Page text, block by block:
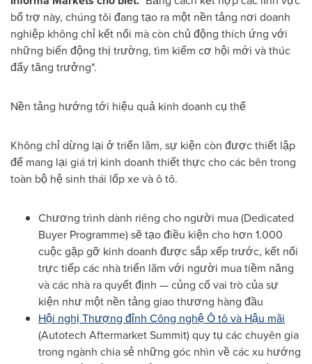
bổ trợ này, chúng tôi đang tạo ra một nền tảng nơi doanh
nghiệp không chỉ kết nối mà còn chủ động thích ứng với
những biến động thị trường, tìm kiếm cơ hội mới và thúc
đẩy tăng trưởng".
Nền tảng hướng tới hiệu quả kinh doanh cụ thể
Không chỉ dừng lại ở triển lãm, sự kiện còn được thiết lập
để mang lại giá trị kinh doanh thiết thực cho các bên trong
toàn bộ hệ sinh thái lốp xe và ô tô.
Chương trình dành riêng cho người mua (Dedicated
Buyer Programme) sẽ tạo điều kiện cho hơn 1.000
cuộc gặp gỡ kinh doanh được sắp xếp trước, kết nối
trực tiếp các nhà triển lãm với người mua tiềm năng
và các nhà ra quyết định — củng cố vai trò của sự
kiện như một nền tảng giao thương hàng đầu
Hội nghị Thượng đỉnh Công nghệ Ô tô và Hậu mãi
(Autotech Aftermarket Summit) quy tụ các chuyên gia
trong ngành chia sẻ những góc nhìn về các xu hướng